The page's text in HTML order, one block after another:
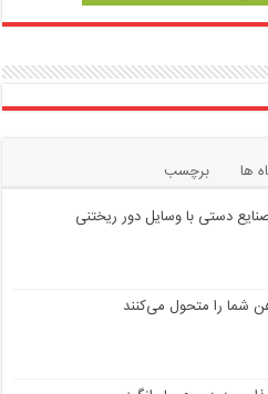
ها
برچسب
دستی با وسایل دور ریختنی
شما را متحول می‌کنند